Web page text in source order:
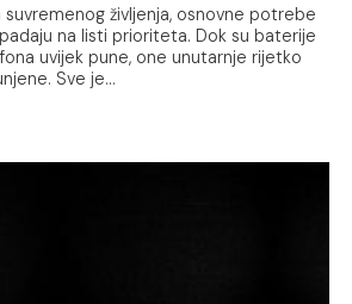
življenja, osnovne potrebe
na listi prioriteta. Dok su baterije
uvijek pune, one unutarnje rijetko
Sve je...